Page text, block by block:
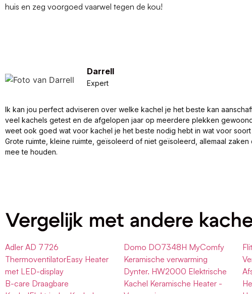
huis en zeg voorgoed vaarwel tegen de kou!
Darrell
Expert
Ik kan jou perfect adviseren over welke kachel je het beste kan
veel kachels getest en de afgelopen jaar op meerdere plekken
weet ook goed wat voor kachel je het beste nodig hebt in wat voor soort
Grote ruimte, kleine ruimte, geïsoleerd of niet geïsoleerd, allemaal zaken
mee te houden.
Vergelijk met andere
Adler AD 7726
ThermoventilatorEasy Heater
met LED-display
B-care Draagbare
Domo DO7348H MyComfy
Keramische verwarming
Dynter. HW2000 Elektrische
Kachel Keramische Heater -